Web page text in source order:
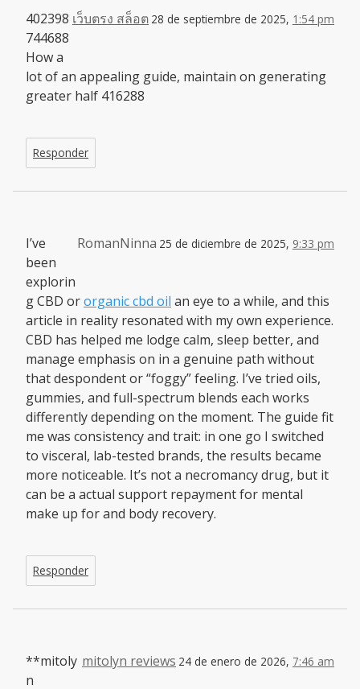
เว็บตรง สล็อต 28 de septiembre de 2025, 1:54 pm
402398
744688
How a
lot of an appealing guide, maintain on generating
greater half 416288
Responder
RomanNinna 25 de diciembre de 2025, 9:33 pm
I’ve
been
explorin
g CBD ororganic cbd oil an eye to a while, and this
article in reality resonated with my own experience.
CBD has helped me lodge calm, sleep better, and
manage emphasis on in a genuine path without
that despondent or “foggy” feeling. I’ve tried oils,
gummies, and full-spectrum blends each works
differently depending on the moment. The guide fit
me was consistency and trait: in one go I switched
to visceral, lab-tested brands, the results became
more noticeable. It’s not a necromancy drug, but it
can be a actual support repayment for mental
make up for and body recovery.
Responder
mitolyn reviews 24 de enero de 2026, 7:46 am
**mitoly
n